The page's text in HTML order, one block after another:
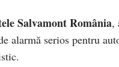
Salvamont România,
alarmă serios pentru